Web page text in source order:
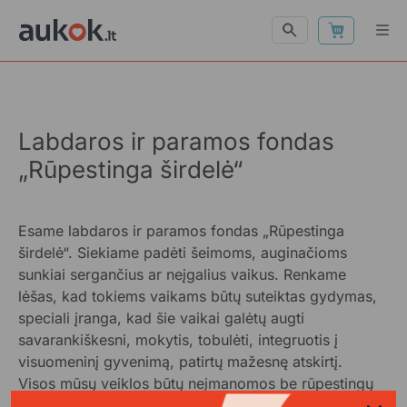
Labdaros ir paramos fondas
„Rūpestinga širdelė“
Esame labdaros ir paramos fondas „Rūpestinga
širdelė“. Siekiame padėti šeimoms, auginačioms
sunkiai sergančius ar neįgalius vaikus. Renkame
lėšas, kad tokiems vaikams būtų suteiktas gydymas,
speciali įranga, kad šie vaikai galėtų augti
savarankiškesni, mokytis, tobulėti, integruotis į
visuomeninį gyvenimą, patirtų mažesnę atskirtį.
Visos mūsų veiklos būtų neįmanomos be rūpestingų